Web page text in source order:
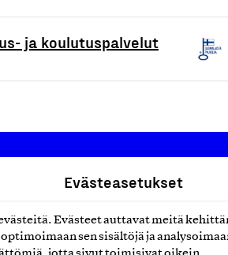
Evästeasetukset
Evästeet auttavat meitä
sen sisältöjä ja
ja koulutuspalvelut
Suomalainen
Eteläranta 14,